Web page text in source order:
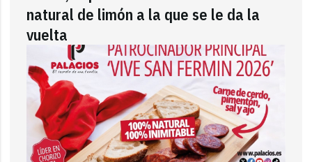
natural de limón a la que se le da la
vuelta